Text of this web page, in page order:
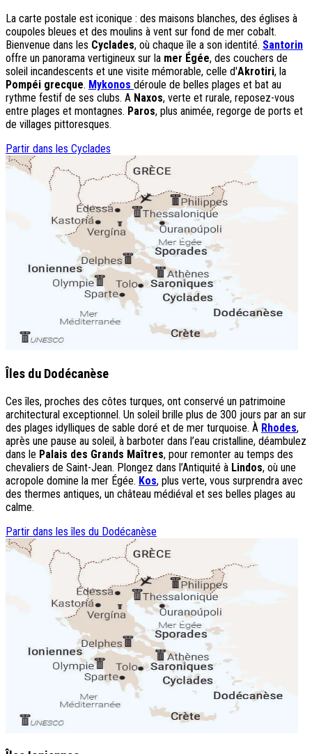
La carte postale est iconique : des maisons blanches, des églises à
coupoles bleues et des moulins à vent sur fond de mer cobalt.
Bienvenue dans les Cyclades, où chaque île a son identité. Santorin
offre un panorama vertigineux sur la mer Égée, des couchers de
soleil incandescents et une visite mémorable, celle d'Akrotiri, la
Pompéi grecque. Mykonos déroule de belles plages et bat au
rythme festif de ses clubs. A Naxos, verte et rurale, reposez-vous
entre plages et montagnes. Paros, plus animée, regorge de ports et
de villages pittoresques.
Partir dans les Cyclades
Îles du Dodécanèse
Ces îles, proches des côtes turques, ont conservé un patrimoine
architectural exceptionnel. Un soleil brille plus de 300 jours par an sur
des plages idylliques de sable doré et de mer turquoise. À Rhodes,
après une pause au soleil, à barboter dans l’eau cristalline, déambulez
dans le Palais des Grands Maîtres, pour remonter au temps des
chevaliers de Saint-Jean. Plongez dans l’Antiquité à Lindos, où une
acropole domine la mer Égée. Kos, plus verte, vous surprendra avec
des thermes antiques, un château médiéval et ses belles plages au
calme.
Partir dans les îles du Dodécanèse